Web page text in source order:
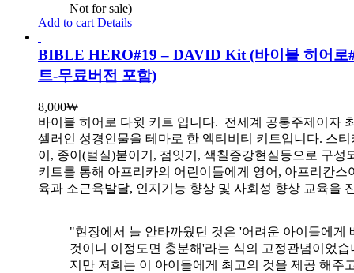
Not for sale)
Add to cart Details
BIBLE HERO#19 – DAVID Kit (바이블 히어로
트-무료버전 포함)
8,000₩
바이블 히어로 다윗 키트 입니다. 전세계 공통주제이자
셀러인 성경인물을 테마로 한 엑티비티 키트입니다. 스
이, 종이(털실)붙이기, 점잇기, 색칠증강현실등으로 구성
키트를 통해 아프리카의 어린이들에게 영어, 아프리칸스
육과 소근육발달, 인지기능 향상 및 사회성 향상 교육을
"현장에서 늘 안타까웠던 것은 '어려운 아이들에게
것이니 이정도면 충분해'라는 식의 고정관념이었습
지만 저희는 이 아이들에게 최고의 것을 제공 해주